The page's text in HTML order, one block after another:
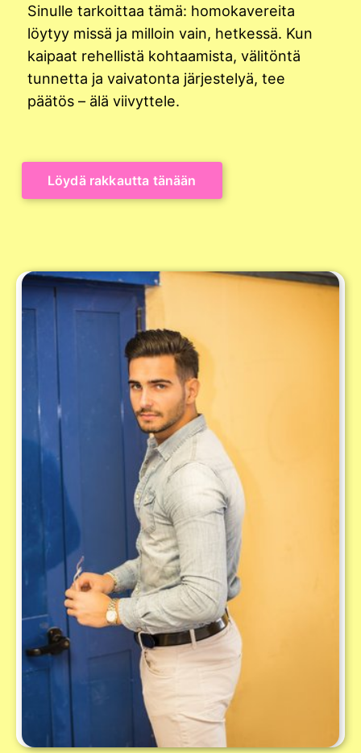
Sinulle tarkoittaa tämä: homokavereita
löytyy missä ja milloin vain, hetkessä. Kun
kaipaat rehellistä kohtaamista, välitöntä
tunnetta ja vaivatonta järjestelyä, tee
päätös – älä viivyttele.
Löydä rakkautta tänään